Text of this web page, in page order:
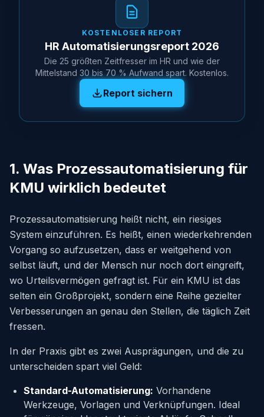
KOSTENLOSER REPORT
HR Automatisierungsreport 2026
Die 25 größten Zeitfresser im HR und wie der
Mittelstand 30 bis 70 % Aufwand spart. Kostenlos.
Report sichern
1. Was Prozessautomatisierung für
KMU wirklich bedeutet
Prozessautomatisierung heißt nicht, ein riesiges
System einzuführen. Es heißt, einen wiederkehrenden
Vorgang so aufzusetzen, dass er weitgehend von
selbst läuft, und der Mensch nur noch dort eingreift,
wo Urteilsvermögen gefragt ist. Für ein KMU ist das
selten ein Großprojekt, sondern eine Reihe gezielter
Verbesserungen an genau den Stellen, die täglich Zeit
fressen.
In der Praxis gibt es zwei Ausprägungen, und die zu
unterscheiden spart viel Geld:
Standard-Automatisierung: Vorhandene
Werkzeuge, Vorlagen und Verknüpfungen. Ideal